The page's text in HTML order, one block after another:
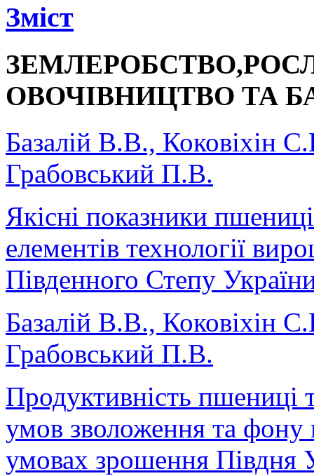
Зміст
ОВОЧІВНИЦТВО ТА
Базалій В.В., Коковіхін
Грабовський П.В.
Якісні показники
елементів технології
Південного Степу
Базалій В.В., Коковіхін
Грабовський П.В.
Продуктивність пшениці
умов зволоження та фону
умовах зрошення Півдня